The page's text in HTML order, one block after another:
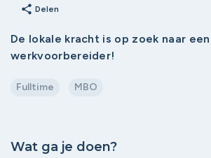
share Delen
De lokale kracht is op zoek naar een
werkvoorbereider!
Fulltime MBO
Wat ga je doen?